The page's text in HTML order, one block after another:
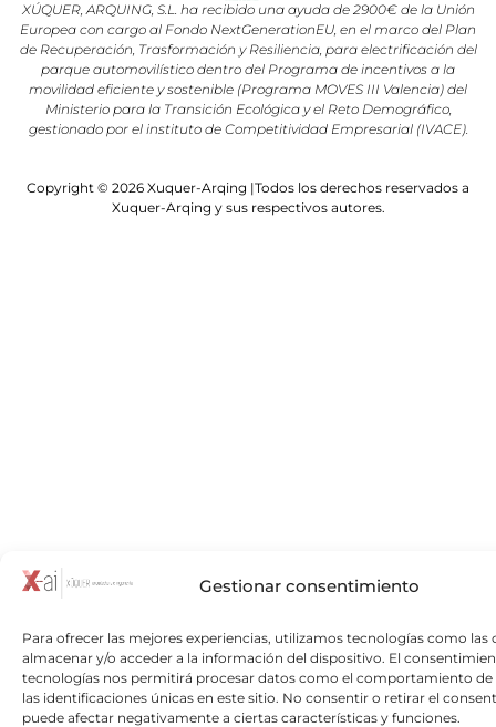
Gestionar consentimiento
Para ofrecer las mejores experiencias, utilizamos tecnologías como las
almacenar y/o acceder a la información del dispositivo. El
tecnologías nos permitirá procesar datos como el comportamiento de
las identificaciones únicas en este sitio. No consentir o retirar el
puede afectar negativamente a ciertas características y funciones.
XÚQUER, ARQUING, S.L. ha recibido una ayuda de 2900€ de la Unión
Europea con cargo al Fondo NextGenerationEU, en el marco del Plan
de Recuperación, Trasformación y Resiliencia, para electrificación del
parque automovilístico dentro del Programa de incentivos a la
movilidad eficiente y sostenible (Programa MOVES III Valencia) del
Ministerio para la Transición Ecológica y el Reto Demográfico,
gestionado por el instituto de Competitividad Empresarial (IVACE).
Copyright © 2026 Xuquer-Arqing |Todos los derechos reservados a
Xuquer-Arqing y sus respectivos autores.